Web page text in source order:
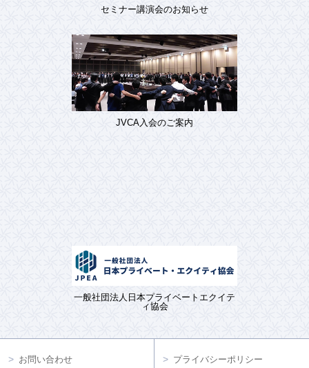
セミナー講演会のお知らせ
JVCA入会のご案内
一般社団法人日本プライベートエクイテ
ィ協会
お問い合わせ プライバシーポリシー